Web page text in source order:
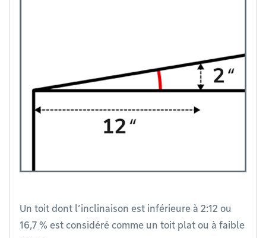
Un toit dont l’inclinaison est inférieure à 2:12 ou
16,7 % est considéré comme un toit plat ou à faible